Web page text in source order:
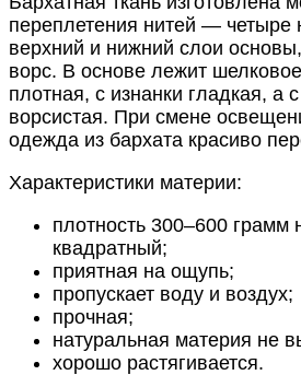
переплетения нитей — четыре
верхний и нижний слои
ворс. В основе лежит
плотная, с изнанки гладкая, а
ворсистая. При смене
одежда из бархата красиво
Характеристики материи:
плотность 300–600 грамм
квадратный;
приятная на ощупь;
пропускает воду и воздух;
прочная;
натуральная материя не
хорошо растягивается.